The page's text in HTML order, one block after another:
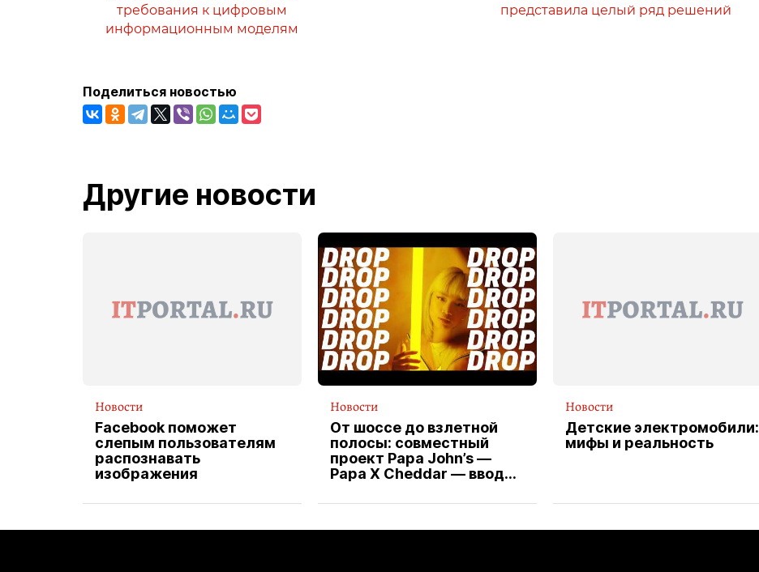
требования к цифровым
информационным моделям
представила целый ряд решений
Поделиться новостью
Другие новости
Новости
Facebook поможет
слепым пользователям
распознавать
изображения
Новости
От шоссе до взлетной
полосы: совместный
проект Papa John’s —
Papa X Cheddar — вводит
водителя службы
Новости
Детские электромобили:
мифы и реальность